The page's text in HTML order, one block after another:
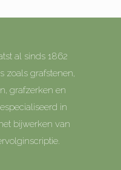
al sinds 1862
zoals grafstenen,
grafzerken en
in
bijwerken van